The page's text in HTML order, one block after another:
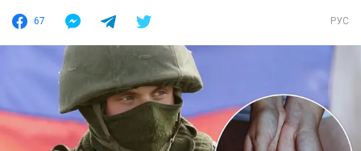
67 РУС